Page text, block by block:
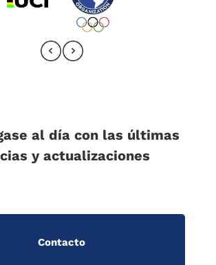
al día con las últimas
y actualizaciones
Contacto